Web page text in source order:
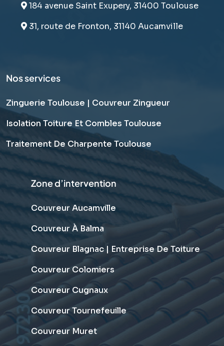
184 avenue Saint Exupery, 31400 Toulouse
31, route de Fronton, 31140 Aucamville
Nos services
Zinguerie Toulouse | Couvreur Zingueur
Isolation Toiture Et Combles Toulouse
Traitement De Charpente Toulouse
Zone d’intervention
Couvreur Aucamville
Couvreur À Balma
Couvreur Blagnac | Entreprise De Toiture
Couvreur Colomiers
Couvreur Cugnaux
Couvreur Tournefeuille
Couvreur Muret